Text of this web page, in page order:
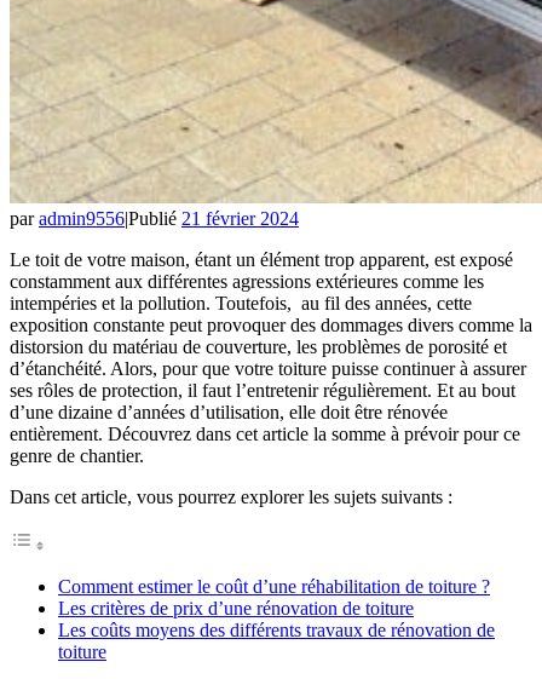
paradmin9556|Publié 21 février 2024
Le toit de votre maison, étant un élément trop apparent, est exposé
constamment aux différentes agressions extérieures comme les
intempéries et la pollution. Toutefois, au fil des années, cette
exposition constante peut provoquer des dommages divers comme la
distorsion du matériau de couverture, les problèmes de porosité et
d’étanchéité. Alors, pour que votre toiture puisse continuer à assurer
ses rôles de protection, il faut l’entretenir régulièrement. Et au bout
d’une dizaine d’années d’utilisation, elle doit être rénovée
entièrement. Découvrez dans cet article la somme à prévoir pour ce
genre de chantier.
Dans cet article, vous pourrez explorer les sujets suivants :
Comment estimer le coût d’une réhabilitation de toiture ?
Les critères de prix d’une rénovation de toiture
Les coûts moyens des différents travaux de rénovation de
toiture